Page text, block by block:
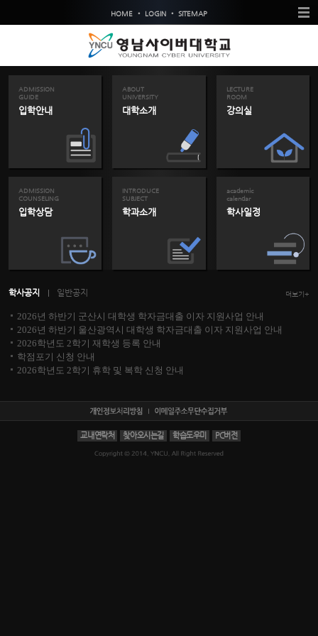
HOME • LOGIN • SITEMAP
ADMISSION
GUIDE
입학안내
ABOUT
UNIVERSITY
대학소개
LECTURE
ROOM
강의실
ADMISSION
COUNSELING
입학상담
INTRODUCE
SUBJECT
학과소개
academic
calendar
학사일정
학사공지 일반공지 더보기+
2026년 하반기 군산시 대학생 학자금대출 이자 지원사업 안내
2026년 하반기 울산광역시 대학생 학자금대출 이자 지원사업 안내
2026학년도 2학기 재학생 등록 안내
학점포기 신청 안내
2026학년도 2학기 휴학 및 복학 신청 안내
교내연락처 찾아오시는길 학습도우미 PC버전